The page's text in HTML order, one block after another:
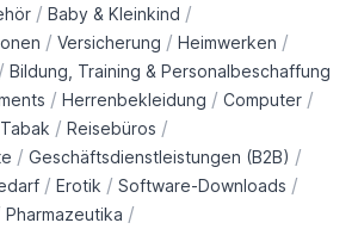
/ Baby & Kleinkind /
/ Versicherung / Heimwerken /
/ Bildung, Training & Personalbeschaffung
/ Herrenbekleidung / Computer /
/ Reisebüros /
/ Geschäftsdienstleistungen (B2B) /
/ Erotik / Software-Downloads /
Pharmazeutika /